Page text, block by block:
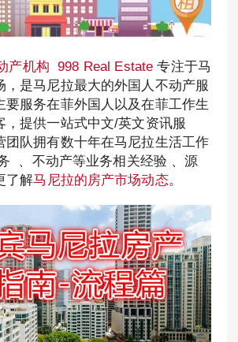
产机构 998 Real Estate 专注于马
，是马尼拉最大的外国人不动产服
要服务在菲外国人以及在菲工作生
，提供一站式中文/英文资讯服
团队拥有数十年在马尼拉生活工作
、不动产等业务相关经验 、源
了解马尼拉的房产市场动态。